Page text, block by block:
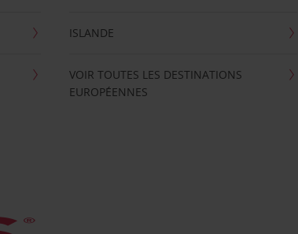
ISLANDE
VOIR TOUTES LES DESTINATIONS
EUROPÉENNES